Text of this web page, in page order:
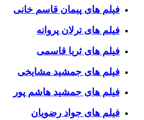
فیلم های پیمان قاسم خانی
فیلم های ترلان پروانه
فیلم های ثریا قاسمی
فیلم های جمشید مشایخی
فیلم های جمشید هاشم پور
فیلم های جواد رضویان